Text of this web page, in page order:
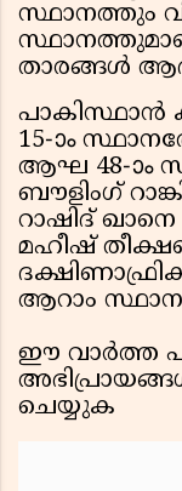
സ്ഥാനത്തും
താരങ്ങൾ
പാകിസ്ഥാൻ
15-ാം
ആഘ 48-ാം
ബൗളിംഗ്
റാഷിദ് ഖാനെ
മഹീഷ്
ആറാം
ഈ വാർത്ത
ചെയ്യുക